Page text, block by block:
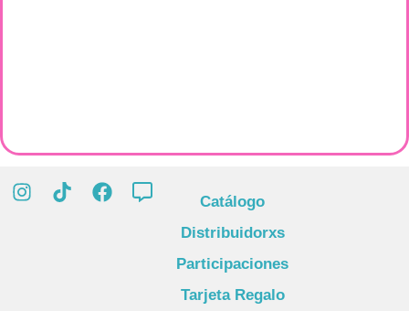
Catálogo
Distribuidorxs
Participaciones
Tarjeta Regalo